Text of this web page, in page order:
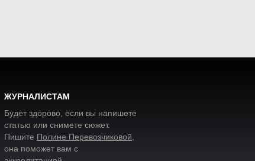
ЖУРНАЛИСТАМ
Будет здорово, если вы напишете
статью или снимете сюжет.
Пишите Полине Перевозчиковой
она поможет вам с